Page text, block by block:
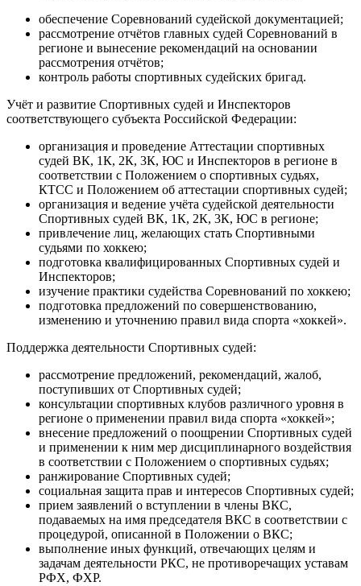
обеспечение Соревнований судейской документацией;
рассмотрение отчётов главных судей Соревнований в
регионе и вынесение рекомендаций на основании
рассмотрения отчётов;
контроль работы спортивных судейских бригад.
Учёт и развитие Спортивных судей и Инспекторов
соответствующего субъекта Российской Федерации:
организация и проведение Аттестации спортивных
судей ВК, 1К, 2К, 3К, ЮС и Инспекторов в регионе в
соответствии с Положением о спортивных судьях,
КТСС и Положением об аттестации спортивных судей;
организация и ведение учёта судейской деятельности
Спортивных судей ВК, 1К, 2К, 3К, ЮС в регионе;
привлечение лиц, желающих стать Спортивными
судьями по хоккею;
подготовка квалифицированных Спортивных судей и
Инспекторов;
изучение практики судейства Соревнований по хоккею;
подготовка предложений по совершенствованию,
изменению и уточнению правил вида спорта «хоккей».
Поддержка деятельности Спортивных судей:
рассмотрение предложений, рекомендаций, жалоб,
поступивших от Спортивных судей;
консультации спортивных клубов различного уровня в
регионе о применении правил вида спорта «хоккей»;
внесение предложений о поощрении Спортивных судей
и применении к ним мер дисциплинарного воздействия
в соответствии с Положением о спортивных судьях;
ранжирование Спортивных судей;
социальная защита прав и интересов Спортивных судей;
прием заявлений о вступлении в члены ВКС,
подаваемых на имя председателя ВКС в соответствии с
процедурой, описанной в Положении о ВКС;
выполнение иных функций, отвечающих целям и
задачам деятельности РКС, не противоречащих уставам
РФХ, ФХР.